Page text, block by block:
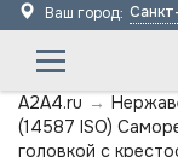
Ваш город:
A2A4.ru →
(14587 ISO)
головкой с